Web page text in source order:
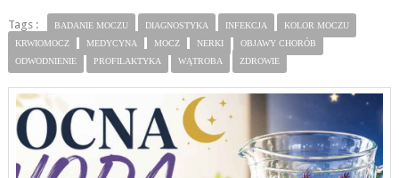
Tags : BADANIE MOCZU DIAGNOSTYKA INFEKCJA
KOLOR MOCZU
KRWIOMOCZ
MEDYCYNA MOCZ NERKI
OBJAWY CHORÓB
ODWODNIENIE
PROFILAKTYKA WĄTROBA ZDROWIE